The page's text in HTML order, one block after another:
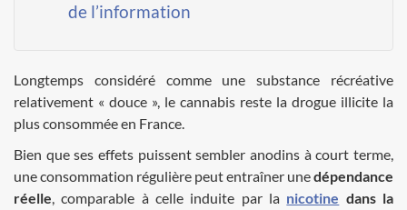
de l’information
Longtemps considéré comme une substance récréative
relativement « douce », le cannabis reste la drogue illicite la
plus consommée en France.
Bien que ses effets puissent sembler anodins à court terme,
une consommation régulière peut entraîner unedépendance
réelle, comparable à celle induite par la nicotine dans la